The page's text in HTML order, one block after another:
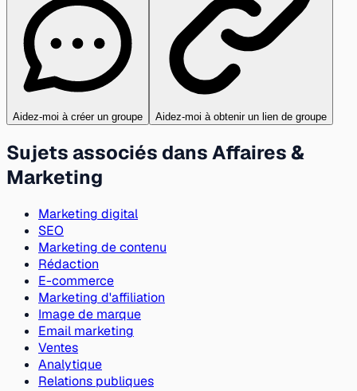
Aidez-moi à créer un groupe Aidez-moi à obtenir un lien de groupe
Sujets associés dans Affaires &
Marketing
Marketing digital
SEO
Marketing de contenu
Rédaction
E-commerce
Marketing d'affiliation
Image de marque
Email marketing
Ventes
Analytique
Relations publiques